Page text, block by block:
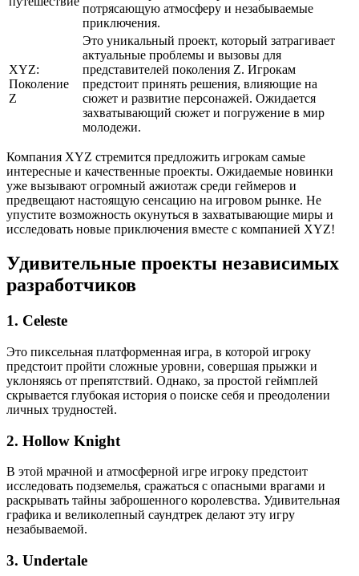
потрясающую атмосферу и незабываемые
приключения.
XYZ:
Поколение
Z
Это уникальный проект, который затрагивает
актуальные проблемы и вызовы для
представителей поколения Z. Игрокам
предстоит принять решения, влияющие на
сюжет и развитие персонажей. Ожидается
захватывающий сюжет и погружение в мир
молодежи.
Компания XYZ стремится предложить игрокам самые
интересные и качественные проекты. Ожидаемые новинки
уже вызывают огромный ажиотаж среди геймеров и
предвещают настоящую сенсацию на игровом рынке. Не
упустите возможность окунуться в захватывающие миры и
исследовать новые приключения вместе с компанией XYZ!
Удивительные проекты независимых
разработчиков
1. Celeste
Это пиксельная платформенная игра, в которой игроку
предстоит пройти сложные уровни, совершая прыжки и
уклоняясь от препятствий. Однако, за простой геймплей
скрывается глубокая история о поиске себя и преодолении
личных трудностей.
2. Hollow Knight
В этой мрачной и атмосферной игре игроку предстоит
исследовать подземелья, сражаться с опасными врагами и
раскрывать тайны заброшенного королевства. Удивительная
графика и великолепный саундтрек делают эту игру
незабываемой.
3. Undertale